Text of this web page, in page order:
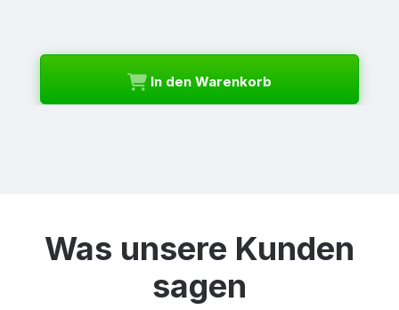
In den Warenkorb
Was unsere Kunden
sagen